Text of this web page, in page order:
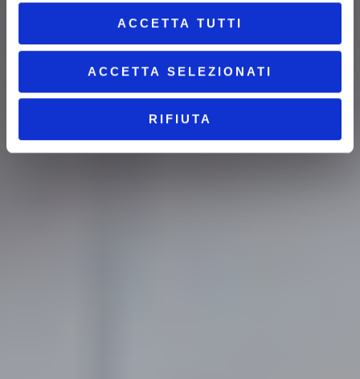
ACCETTA TUTTI
ACCETTA SELEZIONATI
RIFIUTA